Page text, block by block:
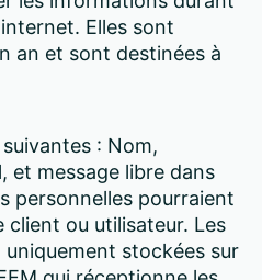
Elles sont
an et sont destinées à
: Nom,
et message libre dans
personnelles pourraient
client ou utilisateur. Les
stockées sur